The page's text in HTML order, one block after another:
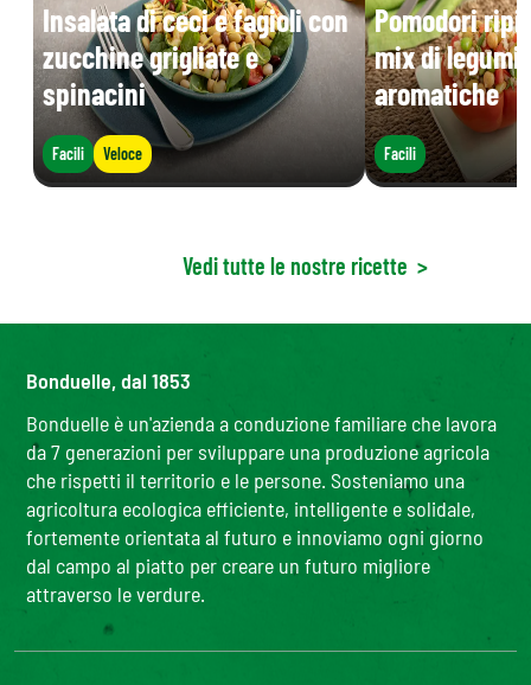
Insalata di ceci e fagioli con
zucchine grigliate e
spinacini
Facili Veloce
Pomodori
mix di legumi
aromatiche
Facili
Vedi tutte le nostre ricette >
Bonduelle, dal 1853
Bonduelle è un'azienda a conduzione familiare che lavora
da 7 generazioni per sviluppare una produzione agricola
che rispetti il territorio e le persone. Sosteniamo una
agricoltura ecologica efficiente, intelligente e solidale,
fortemente orientata al futuro e innoviamo ogni giorno
dal campo al piatto per creare un futuro migliore
attraverso le verdure.